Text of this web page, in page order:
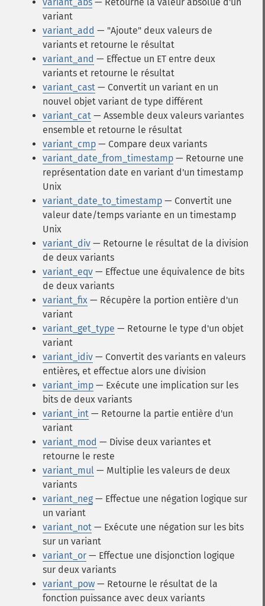
variant
variant_add — "Ajoute" deux valeurs de
variants et retourne le résultat
variant_and — Effectue un ET entre deux
variants et retourne le résultat
variant_cast — Convertit un variant en un
nouvel objet variant de type différent
variant_cat — Assemble deux valeurs variantes
ensemble et retourne le résultat
variant_cmp — Compare deux variants
variant_date_from_timestamp — Retourne une
représentation date en variant d'un timestamp
Unix
variant_date_to_timestamp — Convertit une
valeur date/temps variante en un timestamp
Unix
variant_div — Retourne le résultat de la division
de deux variants
variant_eqv — Effectue une équivalence de bits
de deux variants
variant_fix — Récupère la portion entière d'un
variant
variant_get_type — Retourne le type d'un objet
variant
variant_idiv — Convertit des variants en valeurs
entières, et effectue alors une division
variant_imp — Exécute une implication sur les
bits de deux variants
variant_int — Retourne la partie entière d'un
variant
variant_mod — Divise deux variantes et
retourne le reste
variant_mul — Multiplie les valeurs de deux
variants
variant_neg — Effectue une négation logique sur
un variant
variant_not — Exécute une négation sur les bits
sur un variant
variant_or — Effectue une disjonction logique
sur deux variants
variant_pow — Retourne le résultat de la
fonction puissance avec deux variants